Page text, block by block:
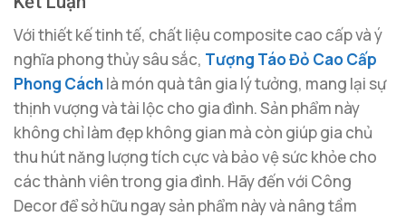
Với thiết kế tinh tế, chất liệu composite cao cấp và ý
nghĩa phong thủy sâu sắc, Tượng Táo Đỏ Cao Cấp
Phong Cáchlà món quà tân gia lý tưởng, mang lại sự
thịnh vượng và tài lộc cho gia đình. Sản phẩm này
không chỉ làm đẹp không gian mà còn giúp gia chủ
thu hút năng lượng tích cực và bảo vệ sức khỏe cho
các thành viên trong gia đình. Hãy đến với Công
Decor để sở hữu ngay sản phẩm này và nâng tầm